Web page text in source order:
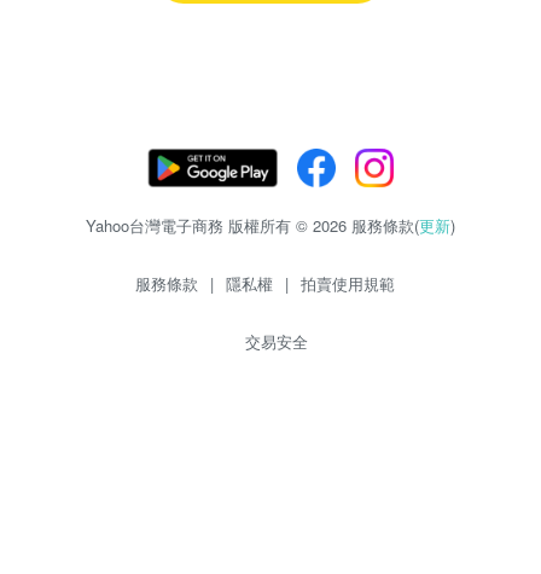
Yahoo台灣電子商務 版權所有 © 2026 服務條款(更新)
服務條款 | 隱私權 | 拍賣使用規範
交易安全